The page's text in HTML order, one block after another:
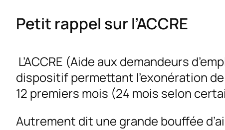
Petit rappel sur l’ACCRE
L’ACCRE (Aide aux demandeurs
dispositif permettant l’exonération
12 premiers mois (24 mois selon
Autrement dit une grande bouffée